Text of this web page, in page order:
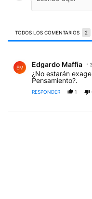
TODOS LOS COMENTARIOS 2
EM Edgardo Maffía
¿No estarán
Pensamiento?.
RESPONDER 1